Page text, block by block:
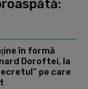
în formă
Doroftei, la
pe care